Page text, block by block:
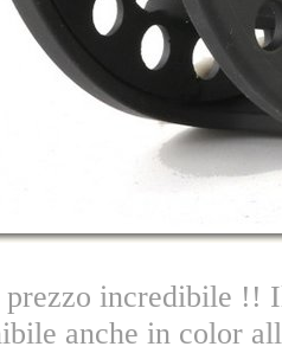
incredibile !!
anche in color